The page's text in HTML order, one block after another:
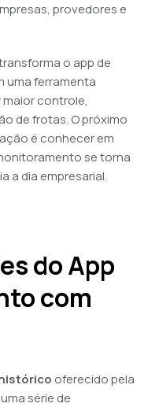
provedores e
o app de
uma ferramenta
maior controle,
de frotas. O próximo
é conhecer em
se torna
a dia empresarial.
do App
com
oferecido pela
série de